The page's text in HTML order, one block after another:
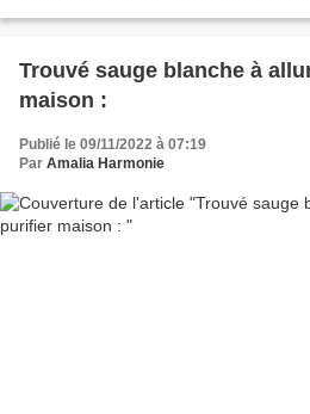
Trouvé sauge blanche à
maison :
Publié le 09/11/2022 à 07:19
Par Amalia Harmonie